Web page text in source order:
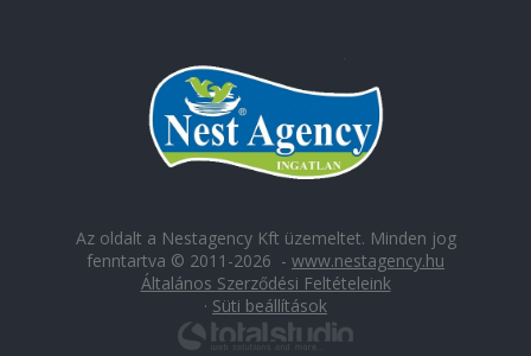
Az oldalt a Nestagency Kft üzemeltet. Minden jog
fenntartva © 2011-2026 - www.nestagency.hu
Általános Szerződési Feltételeink
· Süti beállítások